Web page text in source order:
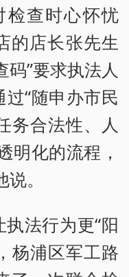
检查时心怀忧
的店长张先生
码”要求执法人
“随申办市民
务合法性、人
明化的流程，
。
法行为更“阳
杨浦区军工路